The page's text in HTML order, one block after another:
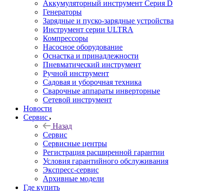
Аккумуляторный инструмент Серия D
Генераторы
Зарядные и пуско-зарядные устройства
Инструмент серии ULTRA
Компрессоры
Насосное оборудование
Оснастка и принадлежности
Пневматический инструмент
Ручной инструмент
Садовая и уборочная техника
Сварочные аппараты инверторные
Сетевой инструмент
Новости
Сервис
Назад
Сервис
Сервисные центры
Регистрация расширенной гарантии
Условия гарантийного обслуживания
Экспресс-сервис
Архивные модели
Где купить